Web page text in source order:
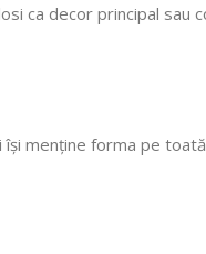
ca decor principal sau
menține forma pe